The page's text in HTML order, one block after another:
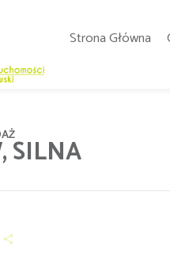
Strona Główna
SILNA